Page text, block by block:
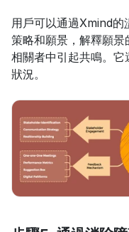
用戶可以通過Xmind的
策略和願景，解釋願
相關者中引起共鳴。
狀況。